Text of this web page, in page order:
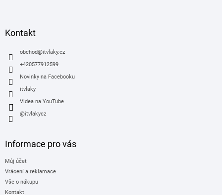
Kontakt
obchod@itvlaky.cz
+420577912599
Novinky na Facebooku
itvlaky
Videa na YouTube
@itvlakycz
Informace pro vás
Můj účet
Vrácení a reklamace
Vše o nákupu
Kontakt